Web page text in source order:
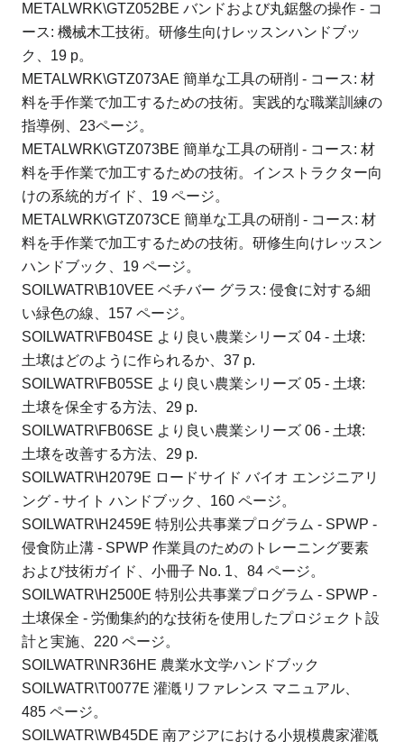
METALWRK\GTZ052BE バンドおよび丸鋸盤の操作 - コ
ース: 機械木工技術。 研修生向けレッスンハンドブッ
ク、19 p。
METALWRK\GTZ073AE 簡単な工具の研削 - コース: 材
料を手作業で加工するための技術。 実践的な職業訓練の
指導例、23ページ。
METALWRK\GTZ073BE 簡単な工具の研削 - コース: 材
料を手作業で加工するための技術。 インストラクター向
けの系統的ガイド、19 ページ。
METALWRK\GTZ073CE 簡単な工具の研削 - コース: 材
料を手作業で加工するための技術。 研修生向けレッスン
ハンドブック、19 ページ。
SOILWATR\B10VEE ベチバー グラス: 侵食に対する細
い緑色の線、157 ページ。
SOILWATR\FB04SE より良い農業シリーズ 04 - 土壌:
土壌はどのように作られるか、37 p.
SOILWATR\FB05SE より良い農業シリーズ 05 - 土壌:
土壌を保全する方法、29 p.
SOILWATR\FB06SE より良い農業シリーズ 06 - 土壌:
土壌を改善する方法、29 p.
SOILWATR\H2079E ロードサイド バイオ エンジニアリ
ング - サイト ハンドブック、160 ページ。
SOILWATR\H2459E 特別公共事業プログラム - SPWP -
侵食防止溝 - SPWP 作業員のためのトレーニング要素
および技術ガイド、小冊子 No. 1、84 ページ。
SOILWATR\H2500E 特別公共事業プログラム - SPWP -
土壌保全 - 労働集約的な技術を使用したプロジェクト設
計と実施、220 ページ。
SOILWATR\NR36HE 農業水文学ハンドブック
SOILWATR\T0077E 灌漑リファレンス マニュアル、
485 ページ。
SOILWATR\WB45DE 南アジアにおける小規模農家灌漑